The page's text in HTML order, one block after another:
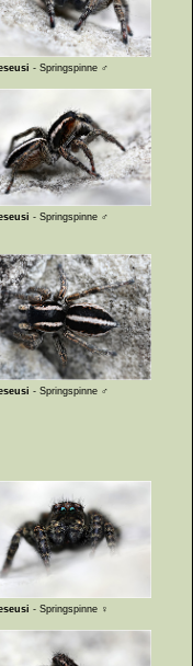
- Springspinne ♂
- Springspinne ♂
- Springspinne ♂
- Springspinne ♀